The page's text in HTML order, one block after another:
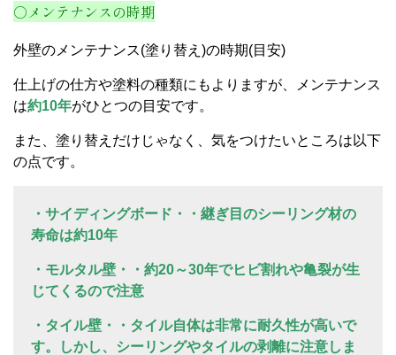
○メンテナンスの時期
外壁のメンテナンス(塗り替え)の時期(目安)
仕上げの仕方や塗料の種類にもよりますが、メンテナンス
は約10年がひとつの目安です。
また、塗り替えだけじゃなく、気をつけたいところは以下
の点です。
・サイディングボード・・継ぎ目のシーリング材の
寿命は約10年
・モルタル壁・・約20～30年でヒビ割れや亀裂が生
じてくるので注意
・タイル壁・・タイル自体は非常に耐久性が高いで
す。しかし、シーリングやタイルの剥離に注意しま